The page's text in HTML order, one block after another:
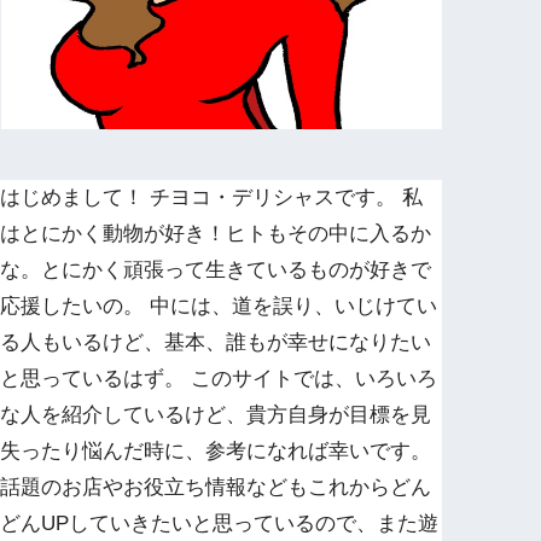
はじめまして！ チヨコ・デリシャスです。 私
はとにかく動物が好き！ヒトもその中に入るか
な。とにかく頑張って生きているものが好きで
応援したいの。 中には、道を誤り、いじけてい
る人もいるけど、基本、誰もが幸せになりたい
と思っているはず。 このサイトでは、いろいろ
な人を紹介しているけど、貴方自身が目標を見
失ったり悩んだ時に、参考になれば幸いです。
話題のお店やお役立ち情報などもこれからどん
どんUPしていきたいと思っているので、また遊